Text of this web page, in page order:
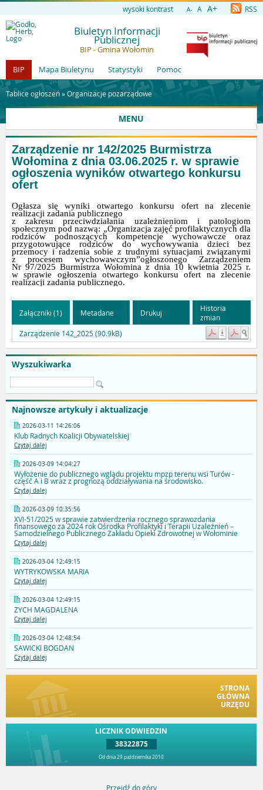
wysoki kontrast A- A A+ RSS
Biuletyn Informacji
Publicznej
BIP - Gmina Wołomin
BIP
Mapa Biuletynu Statystyki Pomoc
Tablice ogłoszeń »Organizacje pozarządowe
MENU
Wyszukiwarka
Najnowsze artykuły i aktualizacje
2026-03-11 14:26:06
Klub Radnych Koalicji Obywatelskiej
Czytaj dalej
2026-03-09 14:04:27
Wyłożenie do publicznego wglądu projektu mpzp terenu wsi Turów -
część A i B wraz z prognozą oddziaływania na środowisko.
Czytaj dalej
2026-03-09 10:35:56
XVI-51/2025 w sprawie zatwierdzenia rocznego sprawozdania
finansowego za 2024 rok Ośrodka Profilaktyki i Terapii Uzależnień –
Samodzielnego Publicznego Zakładu Opieki Zdrowotnej w Wołominie
Czytaj dalej
2026-03-04 12:49:15
WYTRYKOWSKA MARIA
Czytaj dalej
2026-03-04 12:49:15
ZYCH MAGDALENA
Czytaj dalej
2026-03-04 12:48:54
SAWICKI BOGDAN
Czytaj dalej
STRONA
GŁÓWNA
URZĘDU
LICZNIK ODWIEDZIN
38322875
Od dnia 29 października 2010
Zarządzenie nr 142/2025 Burmistrza
Wołomina z dnia 03.06.2025 r. w sprawie
ogłoszenia wyników otwartego konkursu
ofert
Ogłasza się wyniki otwartego konkursu ofert na zlecenie
realizacji zadania publicznego
z zakresu przeciwdziałania uzależnieniom i patologiom
społecznym pod nazwą: „Organizacja zajęć profilaktycznych dla
rodziców podnoszących kompetencje wychowawcze oraz
przygotowujące rodziców do wychowywania dzieci bez
przemocy i radzenia sobie z trudnymi sytuacjami związanymi
z procesem wychowawczym”ogłoszonego Zarządzeniem
Nr 97/2025 Burmistrza Wołomina z dnia 10 kwietnia 2025 r.
w sprawie ogłoszenia otwartego konkursu ofert na zlecenie
realizacji zadania publicznego.
Załączniki (1) Metadane Drukuj
Historia
zmian
Zarządzenie 142_2025 (90.9kB)
Przejdź do góry